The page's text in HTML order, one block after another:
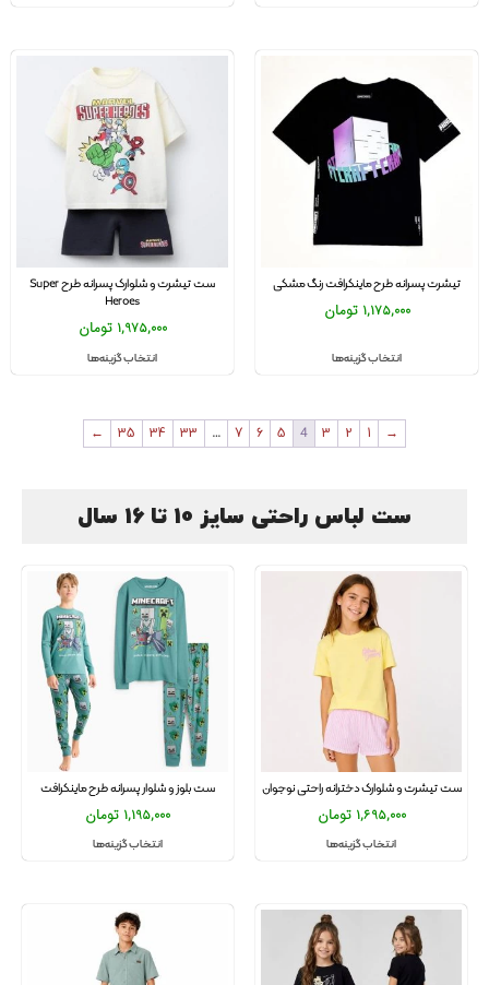
تیشرت پسرانه طرح ماینکرافت رنگ مشکی
1,175,000 تومان
انتخاب گزینه‌ها
ست تیشرت و شلوارک پسرانه طرح Super
Heroes
1,975,000 تومان
انتخاب گزینه‌ها
→
1
2
3
4
5
6
7
…
33
34
35
←
ست لباس راحتی سایز 10 تا 16 سال
ست تیشرت و شلوارک دخترانه راحتی نوجوان
1,695,000 تومان
انتخاب گزینه‌ها
ست بلوز و شلوار پسرانه طرح ماینکرافت
1,195,000 تومان
انتخاب گزینه‌ها